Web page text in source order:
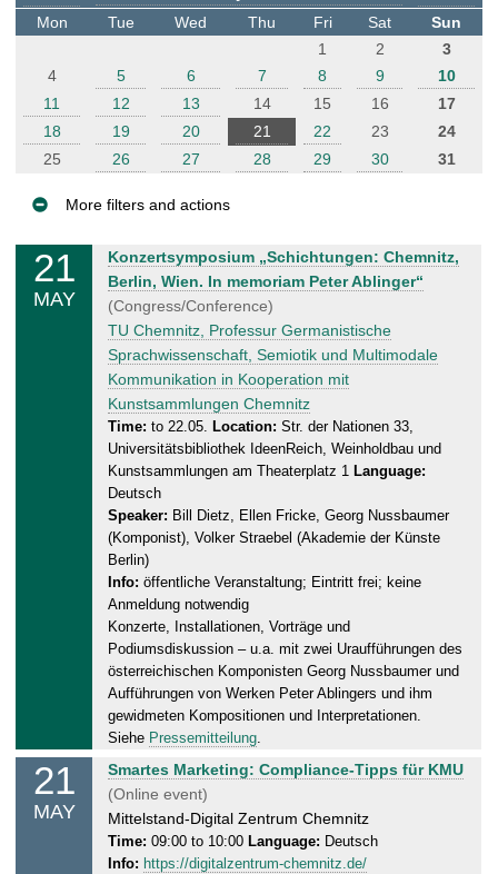
t
e
Mon
Tue Wed Thu Fri Sat
Sun
1
2
3
4
5 6 7 8 9
10
11
12 13 14 15 16
17
18
19 20 21 22 23
24
25
26 27 28 29 30 31
More filters and actions
21
MAY
T
h
u
r
s
d
a
y
,
2
2
.
0
5
.
2
0
2
6
Konzertsymposium „Schichtungen: Chemnitz,
Berlin, Wien. In memoriam Peter Ablinger“
(Congress/Conference)
TU Chemnitz, Professur Germanistische
Sprachwissenschaft, Semiotik und Multimodale
Kommunikation in Kooperation mit
Kunstsammlungen Chemnitz
Time: to 22.05. Location: Str. der Nationen 33,
Universitätsbibliothek IdeenReich, Weinholdbau und
Kunstsammlungen am Theaterplatz 1 Language:
Deutsch
Speaker: Bill Dietz, Ellen Fricke, Georg Nussbaumer
(Komponist), Volker Straebel (Akademie der Künste
Berlin)
Info: öffentliche Veranstaltung; Eintritt frei; keine
Anmeldung notwendig
Konzerte, Installationen, Vorträge und
Podiumsdiskussion – u.a. mit zwei Uraufführungen des
österreichischen Komponisten Georg Nussbaumer und
Aufführungen von Werken Peter Ablingers und ihm
gewidmeten Kompositionen und Interpretationen.
Siehe Pressemitteilung.
21
MAY
T
h
u
r
s
Smartes Marketing: Compliance-Tipps für KMU
(Online event)
Mittelstand-Digital Zentrum Chemnitz
Time: 09:00 to 10:00 Language: Deutsch
Info: https://digitalzentrum-chemnitz.de/